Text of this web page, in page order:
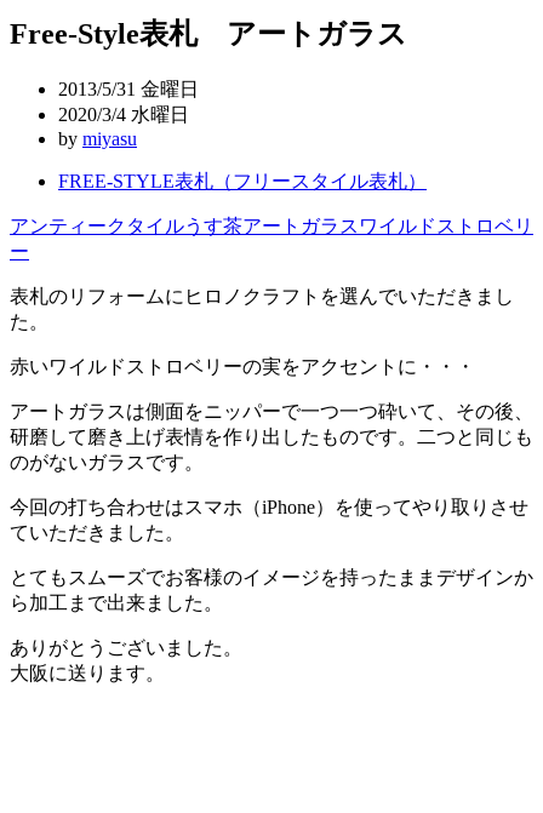
ナ
ョ
ン
Free-Style表札 アートガラス
2013/5/31 金曜日
2020/3/4 水曜日
by miyasu
FREE-STYLE表札（フリースタイル表札）
アンティークタイルうす茶アートガラス ワイルドストロベリ
ー
表札のリフォームにヒロノクラフトを選んでいただきまし
た。
赤いワイルドストロベリーの実をアクセントに・・・
アートガラスは側面をニッパーで一つ一つ砕いて、その後、
研磨して磨き上げ表情を作り出したものです。二つと同じも
のがないガラスです。
今回の打ち合わせはスマホ（iPhone）を使ってやり取りさせ
ていただきました。
とてもスムーズでお客様のイメージを持ったままデザインか
ら加工まで出来ました。
ありがとうございました。
大阪に送ります。